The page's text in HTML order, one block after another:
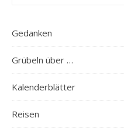
Gedanken
Grübeln über …
Kalenderblätter
Reisen